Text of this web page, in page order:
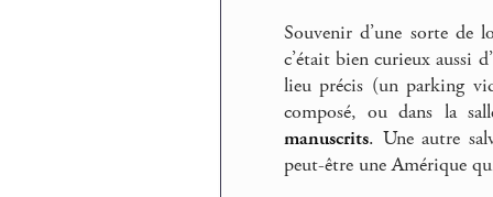
Souvenir d’une sorte de
c’était bien curieux aussi
lieu précis (un parking
composé, ou dans la
manuscrits. Une autre
peut-être une Amérique